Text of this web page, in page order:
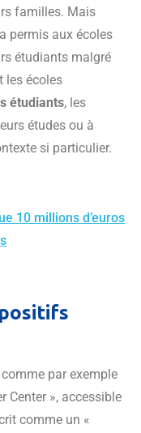
familles. Mais
permis aux écoles
étudiants malgré
les écoles
étudiants, les
études ou à
si particulier.
10 millions d’euros
par exemple
Center », accessible
comme un «